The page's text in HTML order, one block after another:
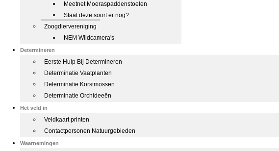
Meetnet Moeraspaddenstoelen
Staat deze soort er nog?
Zoogdiervereniging
NEM Wildcamera's
Determineren
Eerste Hulp Bij Determineren
Determinatie Vaatplanten
Determinatie Korstmossen
Determinatie Orchideeën
Het veld in
Veldkaart printen
Contactpersonen Natuurgebieden
Waarnemingen